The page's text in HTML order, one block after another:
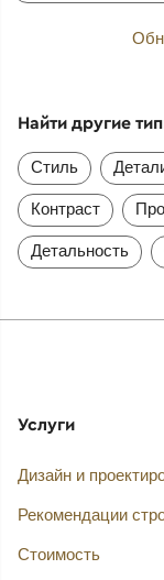
Найти другие
Стиль
Контраст
Детальность
Услуги
Дизайн и
Рекомендации
Стоимость